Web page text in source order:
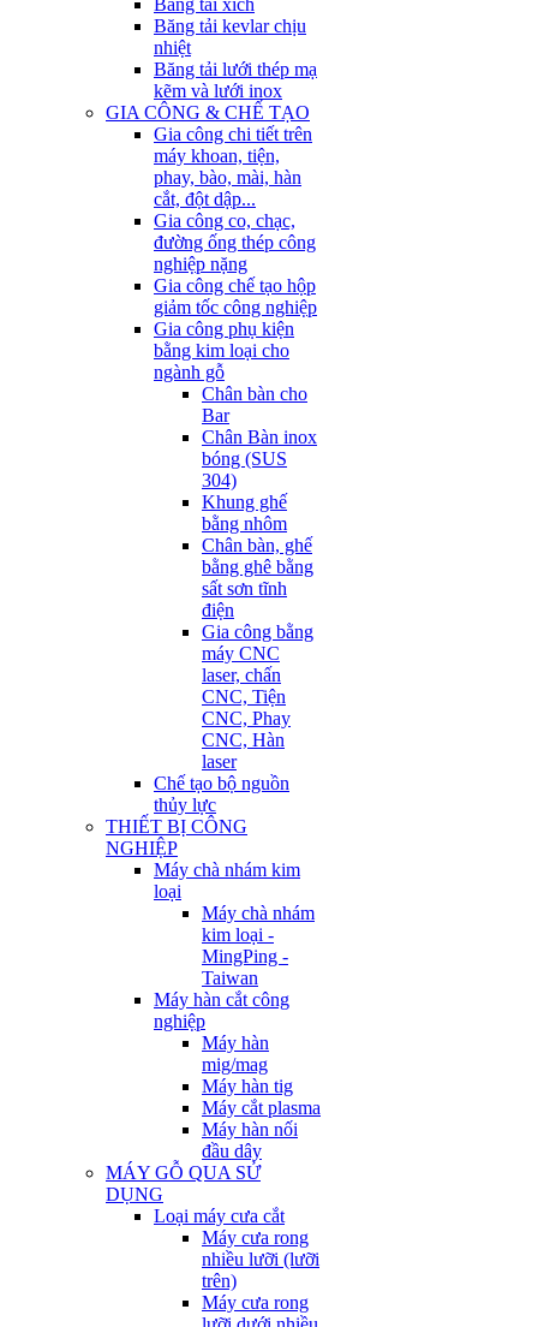
Băng tải xích
Băng tải kevlar chịu
nhiệt
Băng tải lưới thép mạ
kẽm và lưới inox
GIA CÔNG & CHẾ TẠO
Gia công chi tiết trên
máy khoan, tiện,
phay, bào, mài, hàn
cắt, đột dập...
Gia công co, chạc,
đường ống thép công
nghiệp nặng
Gia công chế tạo hộp
giảm tốc công nghiệp
Gia công phụ kiện
bằng kim loại cho
ngành gỗ
Chân bàn cho
Bar
Chân Bàn inox
bóng (SUS
304)
Khung ghế
bằng nhôm
Chân bàn, ghế
bằng ghê bằng
sất sơn tĩnh
điện
Gia công bằng
máy CNC
laser, chấn
CNC, Tiện
CNC, Phay
CNC, Hàn
laser
Chế tạo bộ nguồn
thủy lực
THIẾT BỊ CÔNG
NGHIỆP
Máy chà nhám kim
loại
Máy chà nhám
kim loại -
MingPing -
Taiwan
Máy hàn cắt công
nghiệp
Máy hàn
mig/mag
Máy hàn tig
Máy cắt plasma
Máy hàn nối
đầu dây
MÁY GỖ QUA SỬ
DỤNG
Loại máy cưa cắt
Máy cưa rong
nhiều lưỡi (lưỡi
trên)
Máy cưa rong